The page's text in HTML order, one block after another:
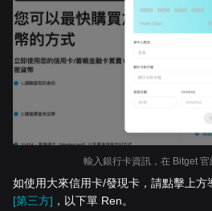
輸入銀行卡資訊，在 Bitget 官
如使用大來信用卡/發現卡，請點擊上
[第三方] ，以下單 Ren。